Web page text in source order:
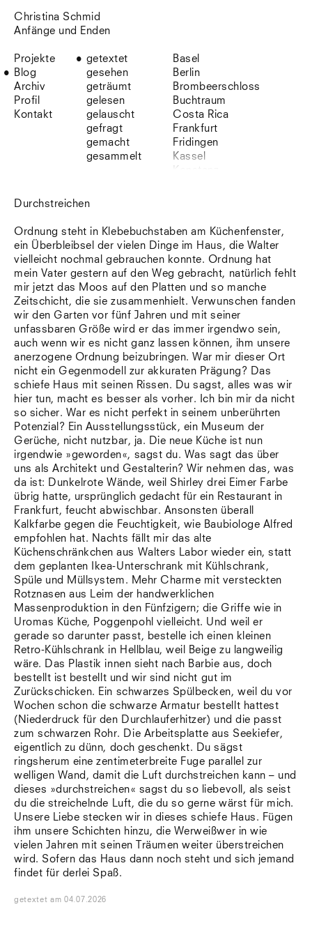
Christina Schmid
Anfänge und Enden
Projekte
Blog
Archiv
Profil
Kontakt
getextet
gesehen
geträumt
gelesen
gelauscht
gefragt
gemacht
gesammelt
Basel
Berlin
Brombeerschloss
Buchtraum
Costa Rica
Frankfurt
Fridingen
Kassel
Lissabon
NYC
Paris
Sonnenbühl
Straßburg
Stuttgart
Südtirol
Vellexon
Venedig
Zürich
Offenes Buch
Durchstreichen
Ordnung steht in Klebebuchstaben am Küchenfenster,
ein Überbleibsel der vielen Dinge im Haus, die Walter
vielleicht nochmal gebrauchen konnte. Ordnung hat
mein Vater gestern auf den Weg gebracht, natürlich fehlt
mir jetzt das Moos auf den Platten und so manche
Zeitschicht, die sie zusammenhielt. Verwunschen fanden
wir den Garten vor fünf Jahren und mit seiner
unfassbaren Größe wird er das immer irgendwo sein,
auch wenn wir es nicht ganz lassen können, ihm unsere
anerzogene Ordnung beizubringen. War mir dieser Ort
nicht ein Gegenmodell zur akkuraten Prägung? Das
schiefe Haus mit seinen Rissen. Du sagst, alles was wir
hier tun, macht es besser als vorher. Ich bin mir da nicht
so sicher. War es nicht perfekt in seinem unberührten
Potenzial? Ein Ausstellungsstück, ein Museum der
Gerüche, nicht nutzbar, ja. Die neue Küche ist nun
irgendwie »geworden«, sagst du. Was sagt das über
uns als Architekt und Gestalterin? Wir nehmen das, was
da ist: Dunkelrote Wände, weil Shirley drei Eimer Farbe
übrig hatte, ursprünglich gedacht für ein Restaurant in
Frankfurt, feucht abwischbar. Ansonsten überall
Kalkfarbe gegen die Feuchtigkeit, wie Baubiologe Alfred
empfohlen hat. Nachts fällt mir das alte
Küchenschränkchen aus Walters Labor wieder ein, statt
dem geplanten Ikea-Unterschrank mit Kühlschrank,
Spüle und Müllsystem. Mehr Charme mit versteckten
Rotznasen aus Leim der handwerklichen
Massenproduktion in den Fünfzigern; die Griffe wie in
Uromas Küche, Poggenpohl vielleicht. Und weil er
gerade so darunter passt, bestelle ich einen kleinen
Retro-Kühlschrank in Hellblau, weil Beige zu langweilig
wäre. Das Plastik innen sieht nach Barbie aus, doch
bestellt ist bestellt und wir sind nicht gut im
Zurückschicken. Ein schwarzes Spülbecken, weil du vor
Wochen schon die schwarze Armatur bestellt hattest
(Niederdruck für den Durchlauferhitzer) und die passt
zum schwarzen Rohr. Die Arbeitsplatte aus Seekiefer,
eigentlich zu dünn, doch geschenkt. Du sägst
ringsherum eine zentimeterbreite Fuge parallel zur
welligen Wand, damit die Luft durchstreichen kann – und
dieses »durchstreichen« sagst du so liebevoll, als seist
du die streichelnde Luft, die du so gerne wärst für mich.
Unsere Liebe stecken wir in dieses schiefe Haus. Fügen
ihm unsere Schichten hinzu, die Werweißwer in wie
vielen Jahren mit seinen Träumen weiter überstreichen
wird. Sofern das Haus dann noch steht und sich jemand
findet für derlei Spaß.
getextet am04.07.2026